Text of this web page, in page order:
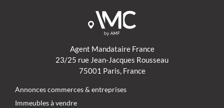
Agent Mandataire France
23/25 rue Jean-Jacques Rousseau
75001 Paris, France
Annonces commerces & entreprises
Immeubles à vendre